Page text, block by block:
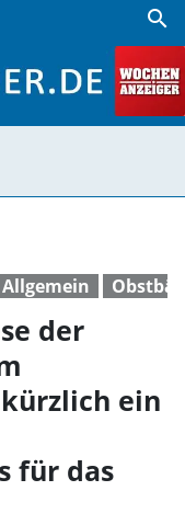
search
Allgemein
der
ein
für das